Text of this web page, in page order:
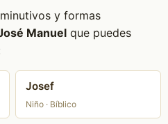
y formas
Manuelque puedes
Josef
Niño · Bíblico